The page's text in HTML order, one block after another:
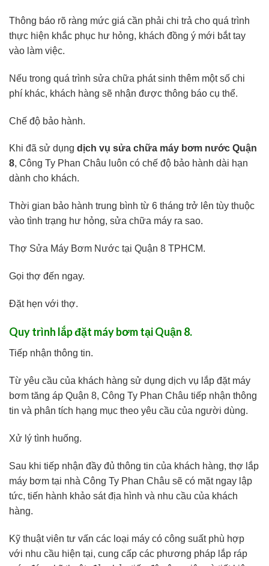
Thông báo rõ ràng mức giá cần phải chi trả cho quá trình
thực hiện khắc phục hư hỏng, khách đồng ý mới bắt tay
vào làm việc.
Nếu trong quá trình sửa chữa phát sinh thêm một số chi
phí khác, khách hàng sẽ nhận được thông báo cụ thể.
Chế độ bảo hành.
Khi đã sử dụng dịch vụ sửa chữa máy bơm nước Quận
8, Công Ty Phan Châu luôn có chế độ bảo hành dài hạn
dành cho khách.
Thời gian bảo hành trung bình từ 6 tháng trở lên tùy thuộc
vào tình trạng hư hỏng, sửa chữa máy ra sao.
Thợ Sửa Máy Bơm Nước tại Quận 8 TPHCM.
Gọi thợ đến ngay.
Đặt hẹn với thợ.
Quy trình lắp đặt máy bơm tại Quận 8.
Tiếp nhận thông tin.
Từ yêu cầu của khách hàng sử dụng dịch vụ lắp đặt máy
bơm tăng áp Quận 8, Công Ty Phan Châu tiếp nhận thông
tin và phân tích hạng mục theo yêu cầu của người dùng.
Xử lý tình huống.
Sau khi tiếp nhận đầy đủ thông tin của khách hàng, thợ lắp
máy bơm tại nhà Công Ty Phan Châu sẽ có mặt ngay lập
tức, tiến hành khảo sát địa hình và nhu cầu của khách
hàng.
Kỹ thuật viên tư vấn các loại máy có công suất phù hợp
với nhu cầu hiện tại, cung cấp các phương pháp lắp ráp